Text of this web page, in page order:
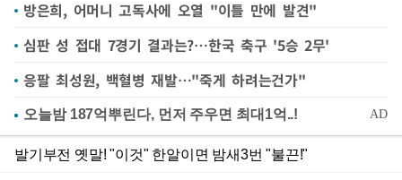
방은희, 어머니 고독사에 오열 "이틀 만에 발견"
심판 성 접대 7경기 결과는?…한국 축구 '5승 2무'
응팔 최성원, 백혈병 재발…"죽게 하려는건가"